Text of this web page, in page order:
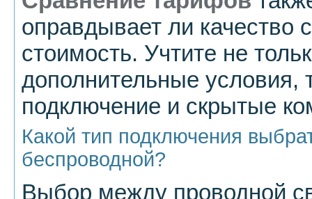
оправдывает ли качество
стоимость. Учтите не
дополнительные условия,
подключение и скрытые
Какой тип подключения
беспроводной?
Выбор между проводной